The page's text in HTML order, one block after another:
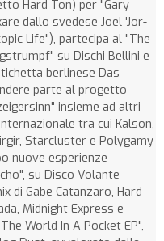
Hard Ton) per "Gary
dallo svedese Joel 'Jor-
Life"), partecipa al "The
su Dischi Bellini e
berlinese Das
parte al progetto
insieme ad altri
tra cui Kalson,
Starcluster e Polygamy
nuove esperienze
su Disco Volante
di Gabe Catanzaro, Hard
Midnight Express e
World In A Pocket EP",